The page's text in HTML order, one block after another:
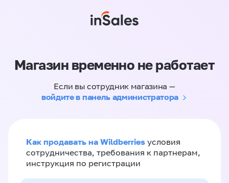
Магазин временно не работает
Если вы сотрудник магазина —
войдите в панель администратора
Как продавать на Wildberries условия
сотрудничества, требования к партнерам,
инструкция по регистрации